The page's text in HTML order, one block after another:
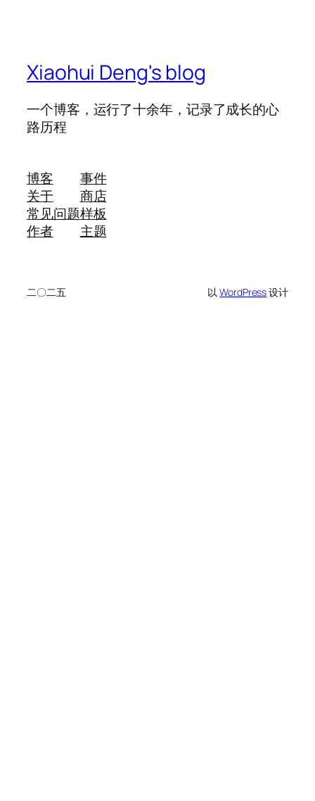
Xiaohui Deng's blog
一个博客，运行了十余年，记录了成长的心
路历程
博客
关于
常见问题
作者
事件
商店
样板
主题
二〇二五 以WordPress设计